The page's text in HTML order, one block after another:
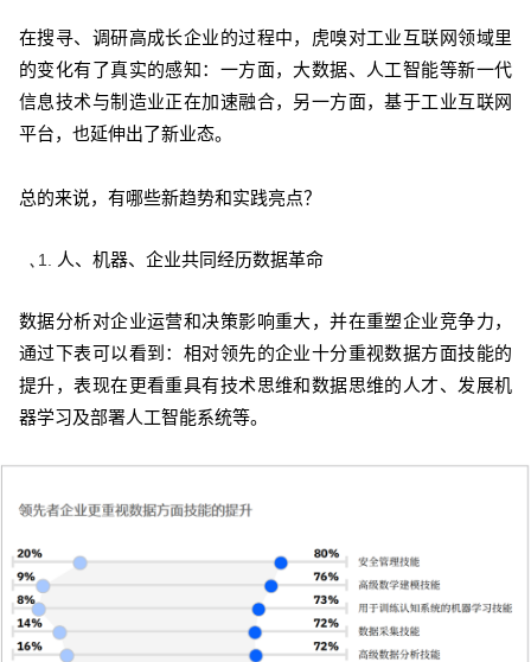
在搜寻、调研高成长企业的过程中，虎嗅对工业互联网领域里
的变化有了真实的感知：一方面，大数据、人工智能等新一代
信息技术与制造业正在加速融合，另一方面，基于工业互联网
平台，也延伸出了新业态。
总的来说，有哪些新趋势和实践亮点？
、1. 人、机器、企业共同经历数据革命
数据分析对企业运营和决策影响重大，并在重塑企业竞争力，
通过下表可以看到：相对领先的企业十分重视数据方面技能的
提升，表现在更看重具有技术思维和数据思维的人才、发展机
器学习及部署人工智能系统等。